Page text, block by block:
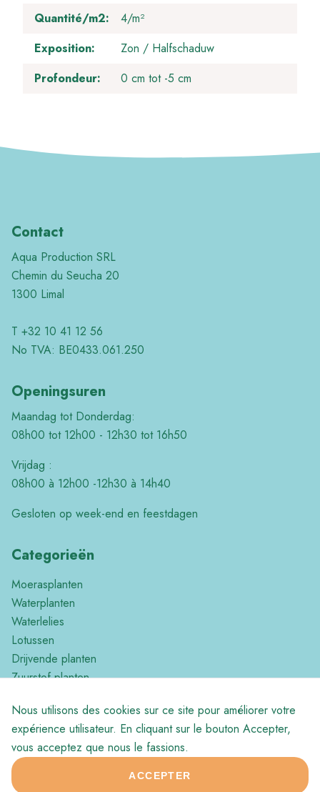
Quantité/m2
4/m²
Exposition
Zon / Halfschaduw
Profondeur
0 cm tot -5 cm
Contact
Aqua Production SRL
Chemin du Seucha 20
1300 Limal
T +32 10 41 12 56
No TVA: BE0433.061.250
Openingsuren
Maandag tot Donderdag:
08h00 tot 12h00 - 12h30 tot 16h50
Vrijdag :
08h00 à 12h00 -12h30 à 14h40
Gesloten op week-end en feestdagen
Categorieën
Moerasplanten
Waterplanten
Waterlelies
Lotussen
Drijvende planten
Zuurstof planten
Divers
Nous utilisons des cookies sur ce site pour améliorer votre
expérience utilisateur. En cliquant sur le bouton Accepter,
vous acceptez que nous le fassions.
ACCEPTER